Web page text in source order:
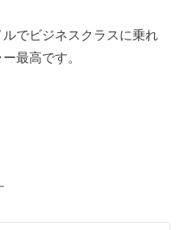
でビジネスクラスに乗れ
最高です。